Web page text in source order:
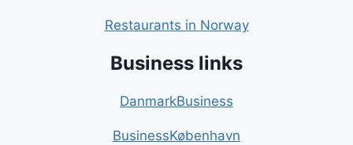
Restaurants in Norway
Business links
DanmarkBusiness
BusinessKøbenhavn